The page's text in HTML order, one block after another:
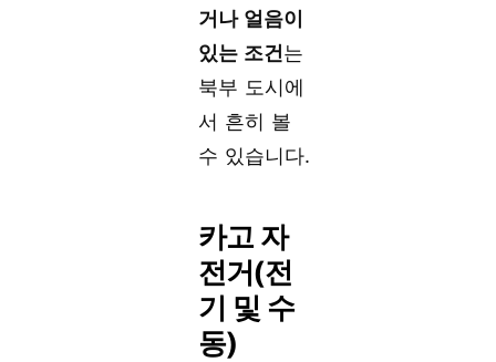
거나 얼음이
있는 조건는
북부 도시에
서 흔히 볼
수 있습니다.
카고 자
전거(전
기 및 수
동)